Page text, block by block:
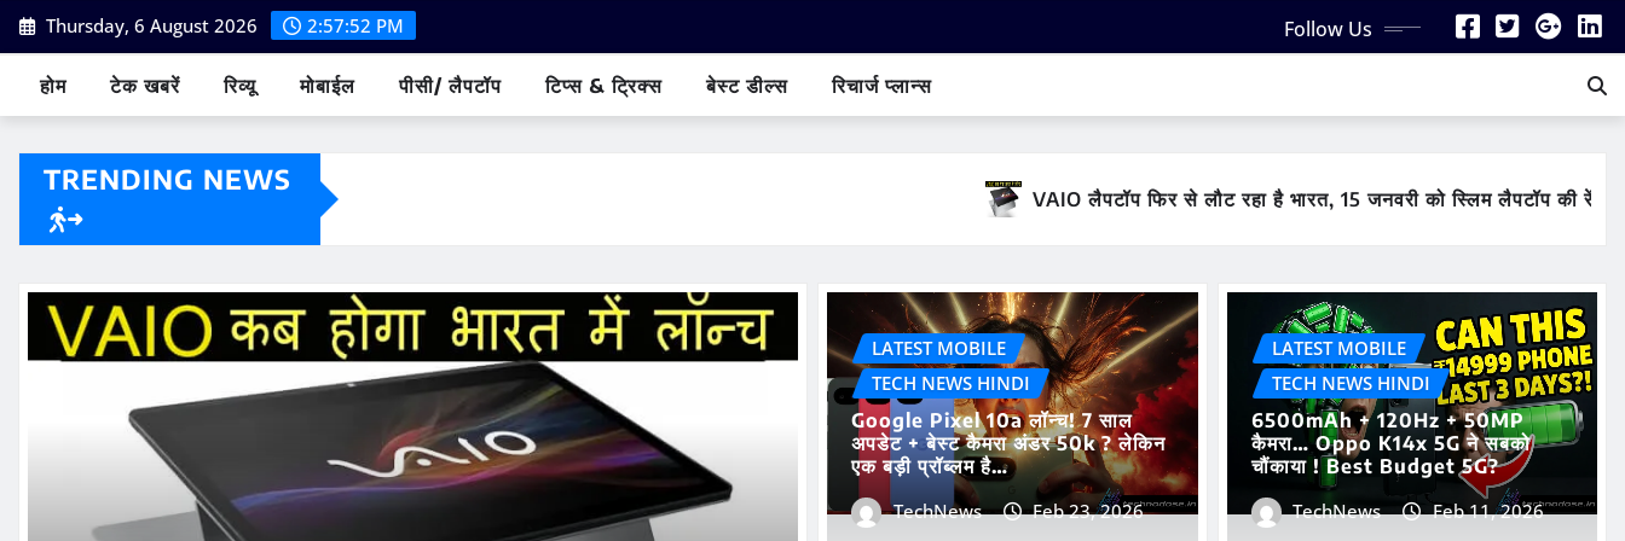
Skip
to
content
Thursday, 6 August 2026 2:57:53 PM Follow Us
होम टेक खबरें रिव्यू मोबाईल पीसी/ लैपटॉप टिप्स & ट्रिक्स बेस्ट डील्स रिचार्ज प्लान्स
TRENDING NEWS
VAIO लैपटॉप फिर से लौट रहा है भारत, 15 जनवरी को स्लिम लैपटॉप की रेंज फ्लिपकार्ट पर होगी
LATEST MOBILE
TECH NEWS HINDI
Google Pixel 10a लॉन्च! 7 साल
अपडेट + बेस्ट कैमरा अंडर 50k ? लेकिन
एक बड़ी प्रॉब्लम है…
TechNews
Feb 23, 2026
LATEST MOBILE
TECH NEWS HINDI
6500mAh + 120Hz + 50MP
कैमरा… Oppo K14x 5G ने सबको
चौंकाया ! Best Budget 5G?
TechNews
Feb 11, 2026